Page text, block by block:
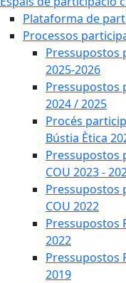
Plataforma de
Processos
Pressupostos
2025-2026
Pressupostos
2024 / 2025
Procés
Bústia Ètica
Pressupostos
COU 2023 -
Pressupostos
COU 2022
Pressupostos
2022
Pressupostos
2019